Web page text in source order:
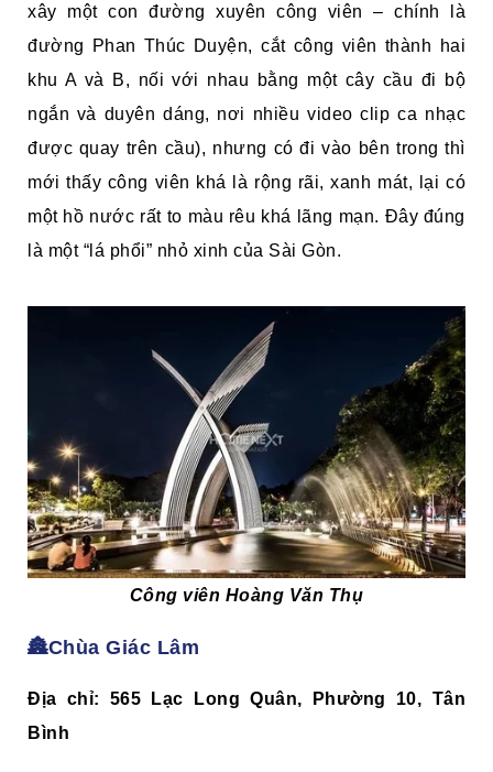
xây một con đường xuyên công viên – chính là
đường Phan Thúc Duyện, cắt công viên thành hai
khu A và B, nối với nhau bằng một cây cầu đi bộ
ngắn và duyên dáng, nơi nhiều video clip ca nhạc
được quay trên cầu), nhưng có đi vào bên trong thì
mới thấy công viên khá là rộng rãi, xanh mát, lại có
một hồ nước rất to màu rêu khá lãng mạn. Đây đúng
là một “lá phổi” nhỏ xinh của Sài Gòn.
Công viên Hoàng Văn Thụ
🏯Chùa Giác Lâm
Địa chỉ: 565 Lạc Long Quân, Phường 10, Tân
Bình